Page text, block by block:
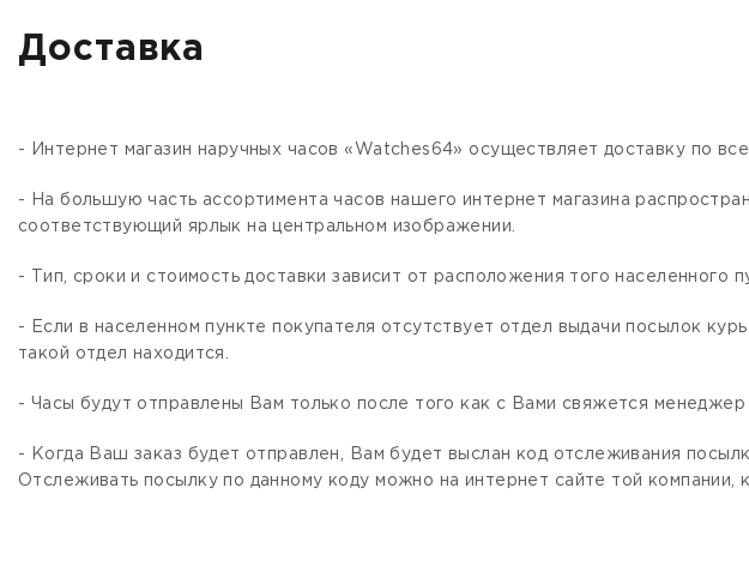
Доставка
- Интернет магазин наручных часов «Watches64» осуществляет доставку по
- На большую часть ассортимента часов нашего интернет магазина
соответствующий ярлык на центральном изображении.
- Тип, сроки и стоимость доставки зависит от расположения того населенного
- Если в населенном пункте покупателя отсутствует отдел выдачи посылок
такой отдел находится.
- Часы будут отправлены Вам только после того как с Вами свяжется менеджер
- Когда Ваш заказ будет отправлен, Вам будет выслан код отслеживания
Отслеживать посылку по данному коду можно на интернет сайте той компании,